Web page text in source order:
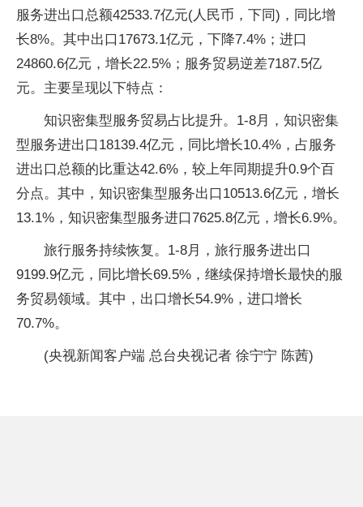
服务进出口总额42533.7亿元(人民币，下同)，同比增
长8%。其中出口17673.1亿元，下降7.4%；进口
24860.6亿元，增长22.5%；服务贸易逆差7187.5亿
元。主要呈现以下特点：
知识密集型服务贸易占比提升。1-8月，知识密集
型服务进出口18139.4亿元，同比增长10.4%，占服务
进出口总额的比重达42.6%，较上年同期提升0.9个百
分点。其中，知识密集型服务出口10513.6亿元，增长
13.1%，知识密集型服务进口7625.8亿元，增长6.9%。
旅行服务持续恢复。1-8月，旅行服务进出口
9199.9亿元，同比增长69.5%，继续保持增长最快的服
务贸易领域。其中，出口增长54.9%，进口增长
70.7%。
(央视新闻客户端 总台央视记者 徐宁宁 陈茜)